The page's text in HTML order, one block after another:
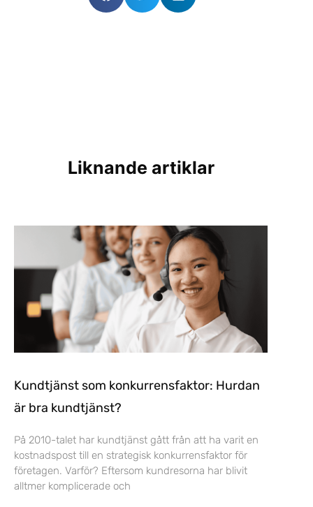
Liknande artiklar
Kundtjänst som konkurrensfaktor: Hurdan
är bra kundtjänst?
På 2010-talet har kundtjänst gått från att ha varit en
kostnadspost till en strategisk konkurrensfaktor för
företagen. Varför? Eftersom kundresorna har blivit
alltmer komplicerade och